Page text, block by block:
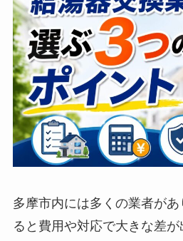
多摩市内には多くの業者があ
ると費用や対応で大きな差